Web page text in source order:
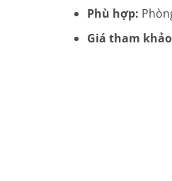
Phù hợp:
Giá tham